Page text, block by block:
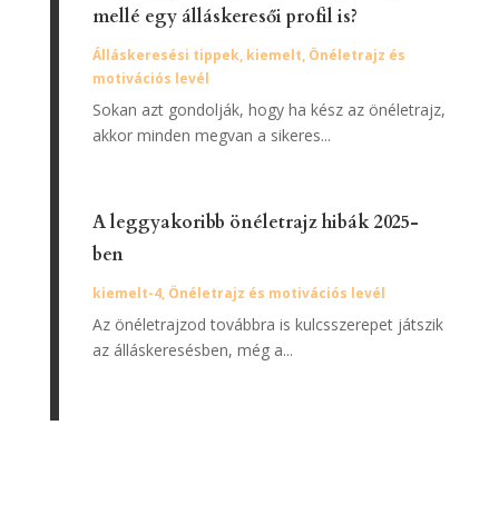
mellé egy álláskeresői profil is?
Álláskeresési tippek, kiemelt, Önéletrajz és
motivációs levél
Sokan azt gondolják, hogy ha kész az önéletrajz,
akkor minden megvan a sikeres...
A leggyakoribb önéletrajz hibák 2025-
ben
kiemelt-4, Önéletrajz és motivációs levél
Az önéletrajzod továbbra is kulcsszerepet játszik
az álláskeresésben, még a...